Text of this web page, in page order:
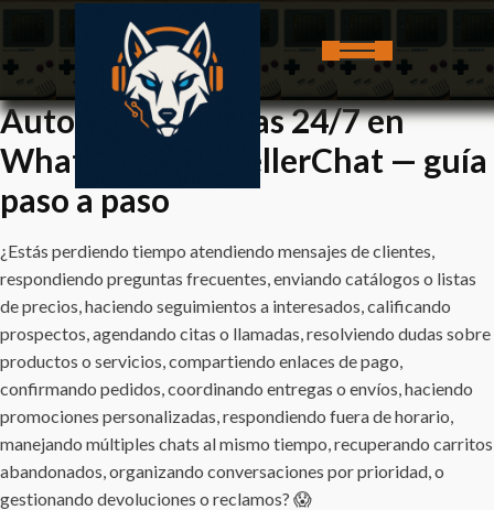
Automatiza ventas 24/7 en
WhatsApp con SellerChat — guía
paso a paso
¿Estás perdiendo tiempo atendiendo mensajes de clientes,
respondiendo preguntas frecuentes, enviando catálogos o listas
de precios, haciendo seguimientos a interesados, calificando
prospectos, agendando citas o llamadas, resolviendo dudas sobre
productos o servicios, compartiendo enlaces de pago,
confirmando pedidos, coordinando entregas o envíos, haciendo
promociones personalizadas, respondiendo fuera de horario,
manejando múltiples chats al mismo tiempo, recuperando carritos
abandonados, organizando conversaciones por prioridad, o
gestionando devoluciones o reclamos? 😱